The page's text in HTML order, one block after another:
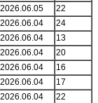
2026.06.05
22
2026.06.04
24
2026.06.04
13
2026.06.04
20
2026.06.04
16
2026.06.04
17
2026.06.04
22